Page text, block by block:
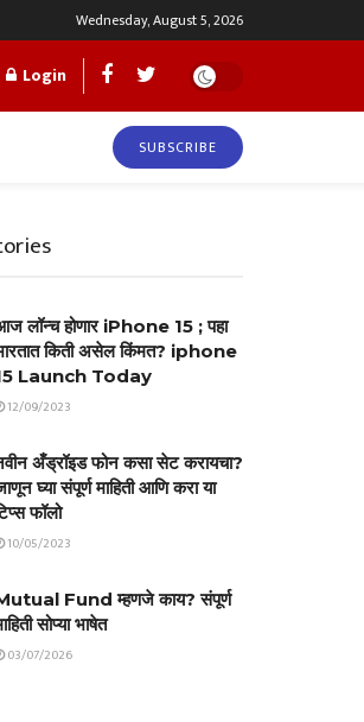
Wednesday, August 5, 2026
Login
SUBSCRIBE
लॉन्च होणार iPhone 15 ; पहा
किती असेल किंमत? iphone
Launch Today
12/09/2023
अँड्रॉइड फोन कसा सेट करायचा?
घ्या संपूर्ण माहिती आणि करा या
फॉलो
10/05/2023
Fund म्हणजे काय? संपूर्ण
सोप्या भाषेत
03/07/2026